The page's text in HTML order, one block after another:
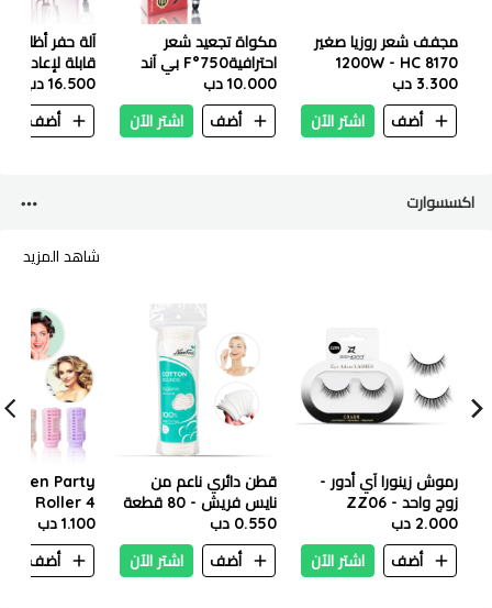
مجفف شعر روزيا صغير
1200W - HC 8170
3.300 دب
أضف
اشتر الآن
مكواة تجعيد شعر
احترافية750°F بي آند
دي برو – 25 مم
10.000 دب
أضف
اشتر الآن
آلة حفر أظافر
109
16.500 دب
أضف
اكسسوارت
شاهد المزيد
رموش زينورا آي أدور -
زوج واحد - ZZ06
2.000 دب
أضف
اشتر الآن
قطن دائري ناعم من
نايس فريش - 80 قطعة
0.550 دب
أضف
اشتر الآن
Party
Roller 4
- SD6072
1.100 دب
أضف